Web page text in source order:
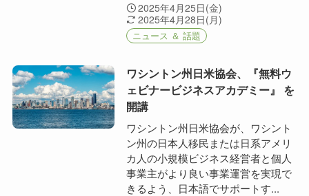
2025年4月25日(金)
2025年4月28日(月)
ニュース ＆ 話題
ワシントン州日米協会、『無料ウ
ェビナービジネスアカデミー』 を
開講
ワシントン州日米協会が、ワシント
ン州の日本人移民または日系アメリ
カ人の小規模ビジネス経営者と個人
事業主がより良い事業運営を実現で
きるよう、日本語でサポートす...